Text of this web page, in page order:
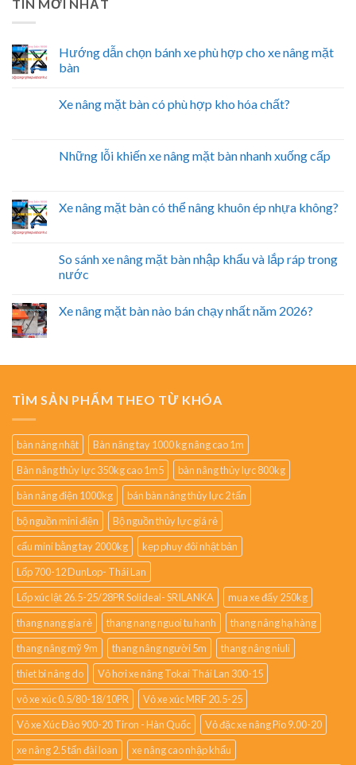
TIN MỚI NHẤT
Hướng dẫn chọn bánh xe phù hợp cho xe nâng mặt
bàn
Xe nâng mặt bàn có phù hợp kho hóa chất?
Những lỗi khiến xe nâng mặt bàn nhanh xuống cấp
Xe nâng mặt bàn có thể nâng khuôn ép nhựa không?
So sánh xe nâng mặt bàn nhập khẩu và lắp ráp trong
nước
Xe nâng mặt bàn nào bán chạy nhất năm 2026?
TÌM SẢN PHẨM THEO TỪ KHÓA
bàn nâng nhật
Bàn nâng tay 1000 kg nâng cao 1m
Bàn nâng thủy lực 350kg cao 1m5
bàn nâng thủy lực 800kg
bàn nâng điện 1000kg
bán bàn nâng thủy lực 2 tấn
bộ nguồn mini điện
Bộ nguồn thủy lực giá rẻ
cẩu mini bằng tay 2000kg
kẹp phuy đôi nhật bản
Lốp 700-12 DunLop- Thái Lan
Lốp xúc lật 26.5-25/28PR Solideal- SRILANKA
mua xe đẩy 250kg
thang nang gia rẻ
thang nang nguoi tu hanh
thang nâng hạ hàng
thang nâng mỹ 9m
thang nâng người 5m
thang nâng niuli
thiet bi nâng do
Vỏ hơi xe nâng Tokai Thái Lan 300-15
vỏ xe xúc 0.5/80-18/10PR
Vỏ xe xúc MRF 20.5-25
Vỏ xe Xúc Đào 900-20 Tiron - Hàn Quốc
Vỏ đặc xe nâng Pio 9.00-20
xe nâng 2.5 tấn đài loan
xe nâng cao nhập khẩu